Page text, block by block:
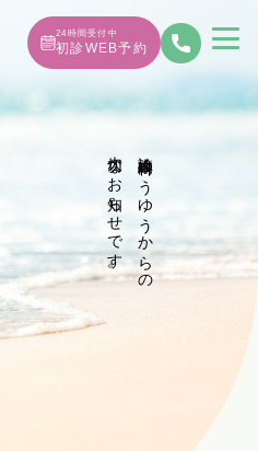
24時間受付中
初診WEB予約
診療内科ゆうゆうからの
大切なお知らせです。